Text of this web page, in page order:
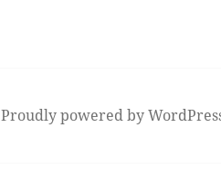
Proudly powered by